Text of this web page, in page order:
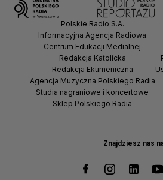
Znajdziesz nas
Polskie Radio S.A.
Informacyjna Agencja Radiowa
Centrum Edukacji Medialnej
Redakcja Katolicka
Redakcja Ekumeniczna
Agencja Muzyczna Polskiego Radia
Studia nagraniowe i koncertowe
Sklep Polskiego Radia